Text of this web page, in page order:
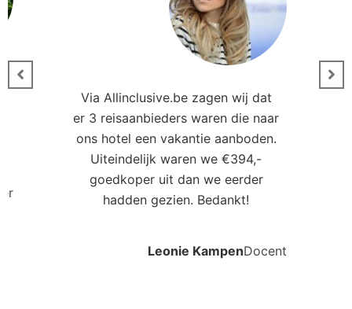
Via Allinclusive.be zagen wij dat
er 3 reisaanbieders waren die naar
ons hotel een vakantie aanboden.
Uiteindelijk waren we €394,-
goedkoper uit dan we eerder
hadden gezien. Bedankt!
Leonie KampenDocent